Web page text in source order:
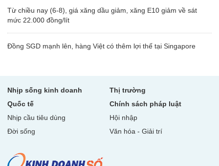
Từ chiều nay (6-8), giá xăng dầu giảm, xăng E10 giảm về sát
mức 22.000 đồng/lít
Đồng SGD mạnh lên, hàng Việt có thêm lợi thế tại Singapore
Nhịp sống kinh doanh
Thị trường
Quốc tế
Chính sách pháp luật
Nhịp cầu tiêu dùng
Hội nhập
Đời sống
Văn hóa - Giải trí